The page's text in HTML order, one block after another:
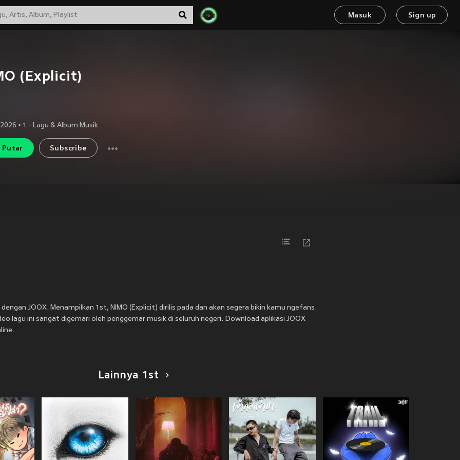
Masuk Sign up
(Explicit)
• 1 - Lagu & Album Musik
Putar Subscribe
JOOX. Menampilkan 1st, NIMO (Explicit) dirilis pada dan akan segera bikin kamu ngefans.
lagu ini sangat digemari oleh penggemar musik di seluruh negeri. Download aplikasi JOOX
Lainnya 1st